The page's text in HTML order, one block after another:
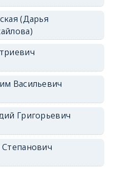
(Дарья
Васильевич
Григорьевич